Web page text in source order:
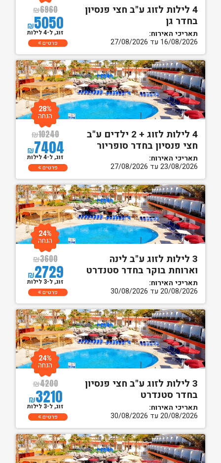
4 לילות לזוג ע"ב חצי פנסיון
בחדר גן
תאריכי האירוח:
16/08/2026 עד 27/08/2026
₪6960
₪5050
זוג, ל-4 לילות
פרטים
4 לילות לזוג + 2 ילדים ע"ב
חצי פנסיון בחדר סופריור
תאריכי האירוח:
23/08/2026 עד 27/08/2026
₪10240
₪7404
28%
הנחה
זוג, ל-4 לילות
פרטים
3 לילות לזוג ע"ב לינה
וארוחת בוקר בחדר סטנדרט
תאריכי האירוח:
20/08/2026 עד 30/08/2026
₪3600
₪2729
24%
הנחה
זוג, ל-3 לילות
פרטים
3 לילות לזוג ע"ב חצי פנסיון
בחדר סטנדרט
תאריכי האירוח:
20/08/2026 עד 30/08/2026
₪4200
₪3210
24%
הנחה
זוג, ל-3 לילות
פרטים